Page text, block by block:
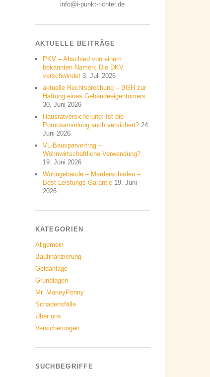
info@i-punkt-richter.de
AKTUELLE BEITRÄGE
PKV – Abschied von einem
bekannten Namen: Die DKV
verschwindet 3. Juli 2026
aktuelle Rechtsprechung – BGH zur
Haftung eines Gebäudeeigentümers
30. Juni 2026
Hausratversicherung: Ist die
Pornosammlung auch versichert? 24.
Juni 2026
VL-Bausparvertrag –
Wohnwirtschaftliche Verwendung?
19. Juni 2026
Wohngebäude – Marderschaden –
Best-Leistungs-Garantie 19. Juni
2026
KATEGORIEN
Allgemein
Baufinanzierung
Geldanlage
Grundlagen
Mr. MoneyPenny
Schadensfälle
Über uns
Versicherungen
SUCHBEGRIFFE